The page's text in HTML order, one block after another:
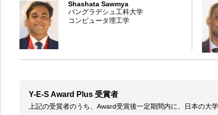
Shashata Sawmya
バングラデシュ工科大学
コンピュータ理工学
Y-E-S Award Plus 受賞者
上記の受賞者のうち、Award受賞後一定期間内に、日本の大